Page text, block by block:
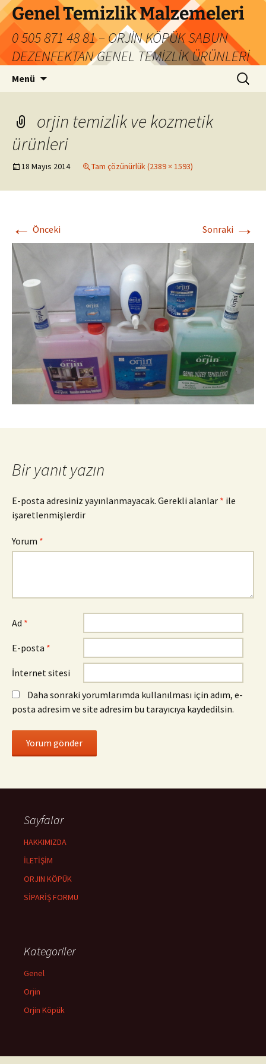
İçeriğe
atlaGenel Temizlik Malzemeleri
0 505 871 48 81 – ORJİN KÖPÜK SABUN
DEZENFEKTAN GENEL TEMİZLİK ÜRÜNLERİ
Menü Arama:
orjin temizlik ve kozmetik
ürünleri
18 Mayıs 2014 Tam çözünürlük (2389 × 1593)
← Önceki Sonraki →
Bir yanıt yazın
E-posta adresiniz yayınlanmayacak. Gerekli alanlar * ile
işaretlenmişlerdir
Yorum *
Ad *
E-posta *
İnternet sitesi
Daha sonraki yorumlarımda kullanılması için adım, e-
posta adresim ve site adresim bu tarayıcıya kaydedilsin.
Sayfalar
HAKKIMIZDA
İLETİŞİM
ORJIN KÖPÜK
SİPARİŞ FORMU
Kategoriler
Genel
Orjin
Orjin Köpük